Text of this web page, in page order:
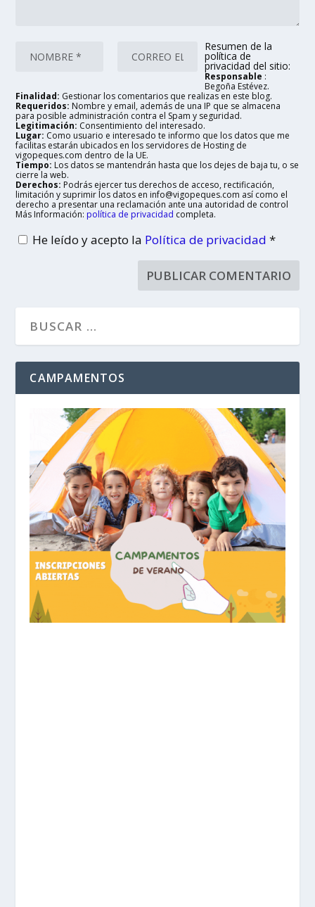
Resumen de la
política de
privacidad del sitio:
Responsable :
Begoña Estévez.
Finalidad: Gestionar los comentarios que realizas en este blog.
Requeridos: Nombre y email, además de una IP que se almacena
para posible administración contra el Spam y seguridad.
Legitimación: Consentimiento del interesado.
Lugar: Como usuario e interesado te informo que los datos que me
facilitas estarán ubicados en los servidores de Hosting de
vigopeques.com dentro de la UE.
Tiempo: Los datos se mantendrán hasta que los dejes de baja tu, o se
cierre la web.
Derechos: Podrás ejercer tus derechos de acceso, rectificación,
limitación y suprimir los datos en info@vigopeques.com así como el
derecho a presentar una reclamación ante una autoridad de control
Más Información: política de privacidad completa.
He leído y acepto la Política de privacidad*
CAMPAMENTOS